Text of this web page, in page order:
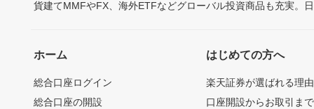
貨建てMMFやFX、海外ETFなどグローバル投資商品も充実。
ホーム
総合口座ログイン
総合口座の開設
はじめての方へ
楽天証券が選ばれる理由
口座開設からお取引ま